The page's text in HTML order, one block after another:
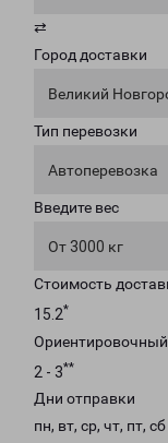
⇄
Город доставки
Великий
Тип перевозки
Автоперевозка
Введите вес
От 3000 кг
Стоимость
15.2*
2 - 3**
Дни отправки
пн, вт, ср, чт, пт, сб